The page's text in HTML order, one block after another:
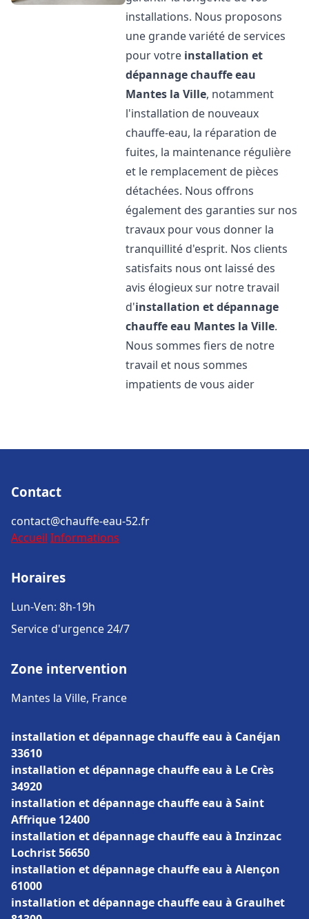
installations. Nous proposons
une grande variété de services
pour votre installation et
dépannage chauffe eau
Mantes la Ville, notamment
l'installation de nouveaux
chauffe-eau, la réparation de
fuites, la maintenance régulière
et le remplacement de pièces
détachées. Nous offrons
également des garanties sur nos
travaux pour vous donner la
tranquillité d'esprit. Nos clients
satisfaits nous ont laissé des
avis élogieux sur notre travail
d'installation et dépannage
chauffe eau Mantes la Ville.
Nous sommes fiers de notre
travail et nous sommes
impatients de vous aider
Contact
contact@chauffe-eau-52.fr
Accueil Informations
Horaires
Lun-Ven: 8h-19h
Service d'urgence 24/7
Zone intervention
Mantes la Ville, France
installation et dépannage chauffe eau à Canéjan
33610
installation et dépannage chauffe eau à Le Crès
34920
installation et dépannage chauffe eau à Saint
Affrique 12400
installation et dépannage chauffe eau à Inzinzac
Lochrist 56650
installation et dépannage chauffe eau à Alençon
61000
installation et dépannage chauffe eau à Graulhet